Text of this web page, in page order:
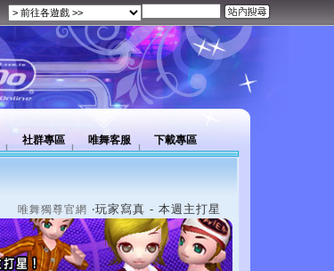
社群專區 唯舞客服 下載專區
唯舞獨尊官網 ‧玩家寫真 - 本週主打星